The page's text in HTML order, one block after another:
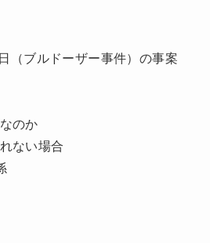
（ブルドーザー事件）の事案
のか
ない場合